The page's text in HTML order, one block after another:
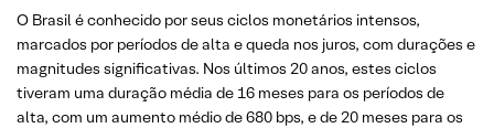
O Brasil é conhecido por seus ciclos monetários intensos,
marcados por períodos de alta e queda nos juros, com durações e
magnitudes significativas. Nos últimos 20 anos, estes ciclos
tiveram uma duração média de 16 meses para os períodos de
alta, com um aumento médio de 680 bps, e de 20 meses para os